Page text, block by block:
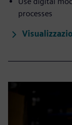
processes